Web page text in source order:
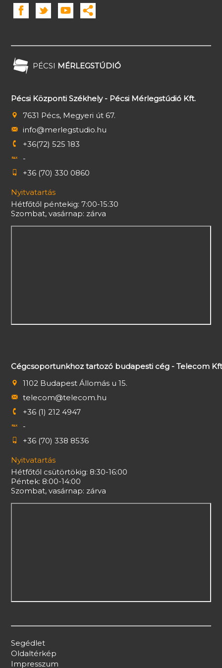
PÉCSI MÉRLEGSTÚDIÓ
Pécsi Központi Székhely - Pécsi Mérlegstúdió Kft.
7631 Pécs, Megyeri út 67.
info@merlegstudio.hu
+36(72) 525 183
-
+36 (70) 330 0860
Nyitvatartás
Hétfőtől péntekig: 7:00-15:30
Szombat, vasárnap: zárva
Cégcsoportunkhoz tartozó budapesti cég - Telecom
1102 Budapest Állomás u 15.
telecom@telecom.hu
+36 (1) 212 4947
-
+36 (70) 338 8536
Nyitvatartás
Hétfőtől csütörtökig: 8:30-16:00
Péntek: 8:00-14:00
Szombat, vasárnap: zárva
Segédlet
Oldaltérkép
Impresszum